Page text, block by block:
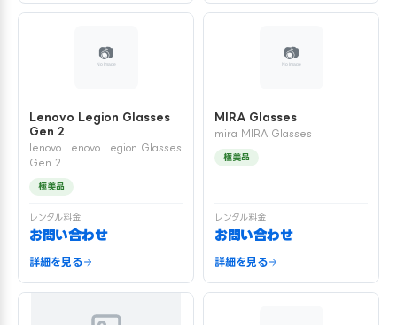
Lenovo Legion Glasses
Gen 2
lenovo Lenovo Legion Glasses
Gen 2
極美品
レンタル料金
お問い合わせ
詳細を見る
MIRA Glasses
mira MIRA Glasses
極美品
レンタル料金
お問い合わせ
詳細を見る